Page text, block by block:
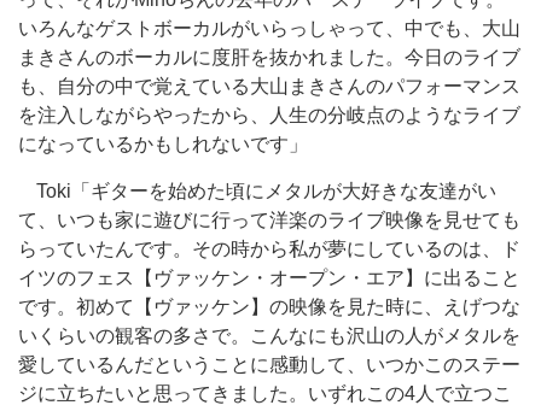
いろんなゲストボーカルがいらっしゃって、中でも、大山
まきさんのボーカルに度肝を抜かれました。今日のライブ
も、自分の中で覚えている大山まきさんのパフォーマンス
を注入しながらやったから、人生の分岐点のようなライブ
になっているかもしれないです」
Toki「ギターを始めた頃にメタルが大好きな友達がい
て、いつも家に遊びに行って洋楽のライブ映像を見せても
らっていたんです。その時から私が夢にしているのは、ド
イツのフェス【ヴァッケン・オープン・エア】に出ること
です。初めて【ヴァッケン】の映像を見た時に、えげつな
いくらいの観客の多さで。こんなにも沢山の人がメタルを
愛しているんだということに感動して、いつかこのステー
ジに立ちたいと思ってきました。いずれこの4人で立つこ